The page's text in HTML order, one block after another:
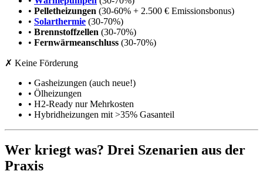
• Pelletheizungen (30-60% + 2.500 € Emissionsbonus)
• Solarthermie (30-70%)
• Brennstoffzellen (30-70%)
• Fernwärmeanschluss (30-70%)
✗ Keine Förderung
• Gasheizungen (auch neue!)
• Ölheizungen
• H2-Ready nur Mehrkosten
• Hybridheizungen mit >35% Gasanteil
Wer kriegt was? Drei Szenarien aus der
Praxis